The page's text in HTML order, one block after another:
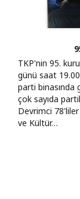
TKP'nin 95.
günü saat
parti binasında
çok sayıda
Devrimci
ve Kültür…